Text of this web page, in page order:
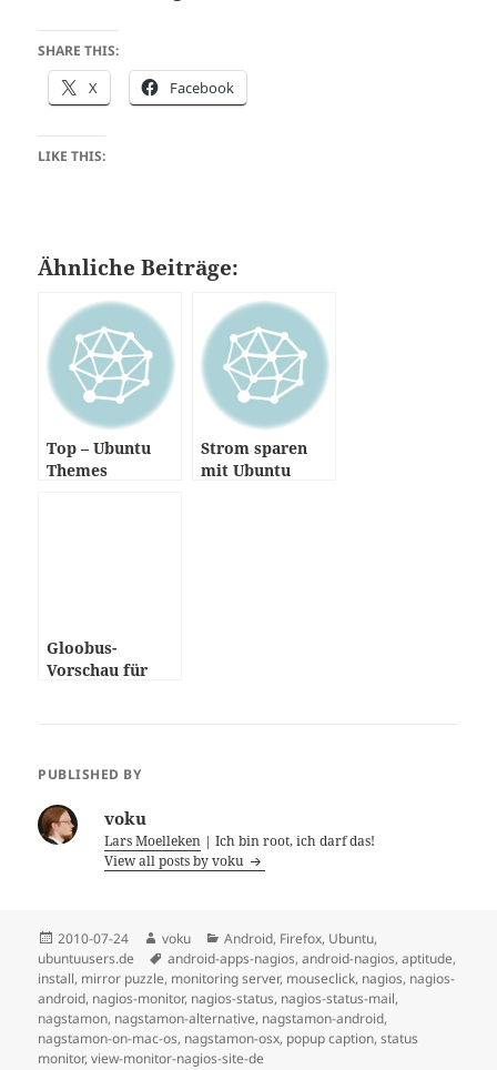
SHARE THIS:
X Facebook
LIKE THIS:
Ähnliche Beiträge:
Top – Ubuntu
Themes
Strom sparen
mit Ubuntu
Gloobus-
Vorschau für
PUBLISHED BY
voku
Lars Moelleken | Ich bin root, ich darf das!
View all posts by voku
Posted
on
2010-07-24 Author
voku Categories
Android, Firefox, Ubuntu,
ubuntuusers.de
Tags
android-apps-nagios,android-nagios,aptitude,
install, mirror puzzle, monitoring server, mouseclick, nagios, nagios-
android, nagios-monitor, nagios-status, nagios-status-mail,
nagstamon, nagstamon-alternative, nagstamon-android,
nagstamon-on-mac-os, nagstamon-osx, popup caption,status
monitor,view-monitor-nagios-site-de